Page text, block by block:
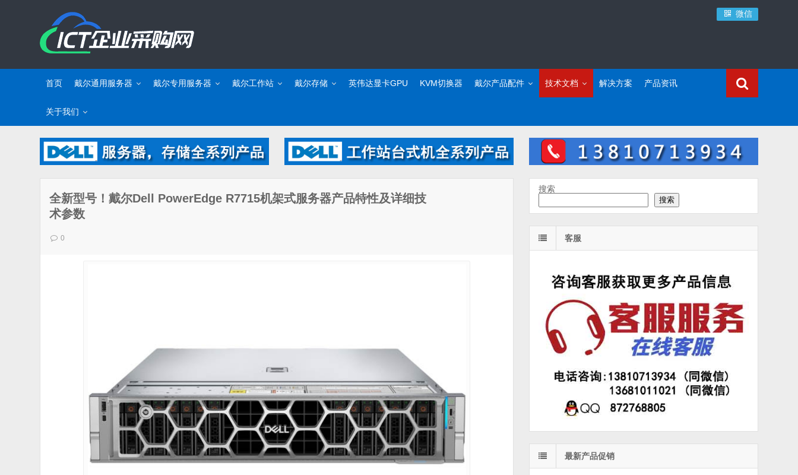
微信
首页 戴尔通用服务器 戴尔专用服务器 戴尔工作站 戴尔存储 英伟达显卡GPU KVM切换器 戴尔产品配件 技术文档 解决方案 产品资讯
关于我们
全新型号！戴尔Dell PowerEdge R7715机架式服务器产品特性及详细技
术参数
0
搜索
搜索
客服
最新产品促销